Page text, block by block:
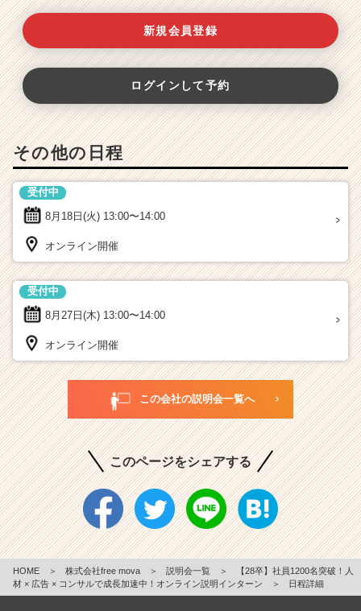
新規会員登録
ログインして予約
その他の日程
8月18日(火) 13:00〜14:00
受付中
オンライン開催
8月27日(木) 13:00〜14:00
受付中
オンライン開催
この会社の説明会一覧へ
このページをシェアする
HOME ＞ 株式会社free mova ＞ 説明会一覧 ＞
【28卒】社員1200名突破！人
材 × 広告 × コンサルで成長加速中！オンライン説明インターン
＞ 日程詳細